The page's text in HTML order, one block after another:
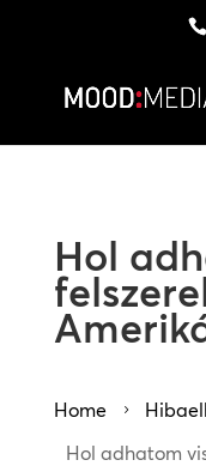
Hol
Home 5
Hol adhatom